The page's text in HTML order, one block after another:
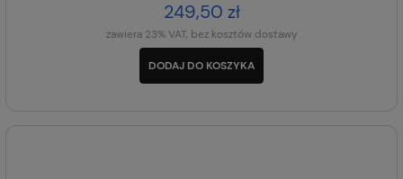
249,50 zł
zawiera 23% VAT, bez kosztów dostawy
DODAJ DO KOSZYKA